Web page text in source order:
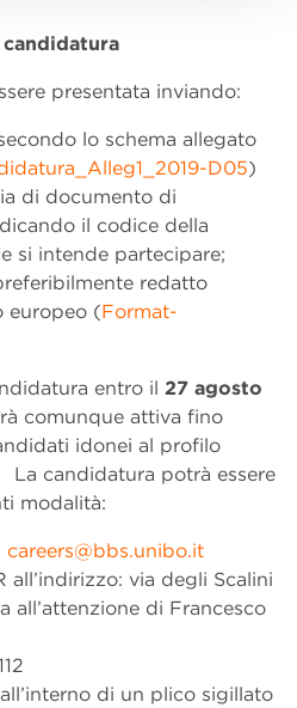
presentata inviando:
lo schema allegato
D05)
di documento di
il codice della
si intende partecipare;
redatto
europeo (Format-
entro il 27 agosto
comunque attiva fino
idonei al profilo
candidatura potrà essere
modalità:
careers@bbs.unibo.it
all’indirizzo: via degli Scalini
all’attenzione di Francesco
di un plico sigillato